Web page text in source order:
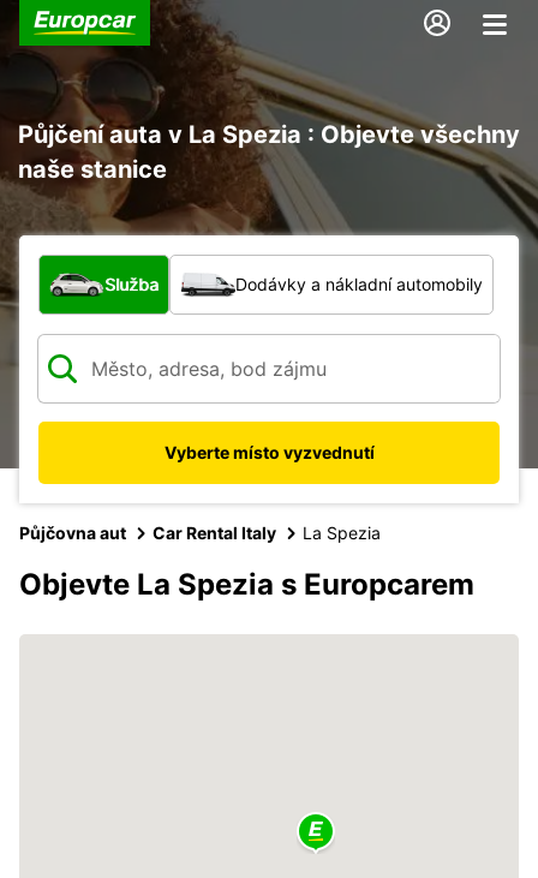
Půjčení auta v La Spezia : Objevte všechny
naše stanice
Jaký typ vozidla?
Služba Dodávky a nákladní automobily
Vyberte místo vyzvednutí
Půjčovna aut Car Rental Italy La Spezia
Objevte La Spezia s Europcarem